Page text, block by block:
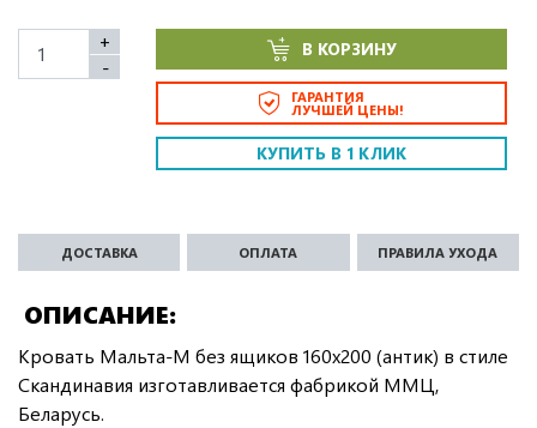
+
-
В КОРЗИНУ
ГАРАНТИЯ
ЛУЧШЕЙ ЦЕНЫ!
КУПИТЬ В 1 КЛИК
ОПИСАНИЕ
ДОСТАВКА ОПЛАТА ПРАВИЛА УХОДА
Кровать Мальта-М без ящиков 160х200 (антик) в стиле
Скандинавия изготавливается фабрикой ММЦ,
Беларусь.